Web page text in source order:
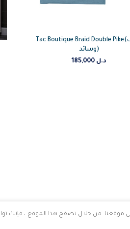
Tac Boutique Braid Double Pike(غلاف
وسائد)
د.ل
من خلال تصفح هذا الموقع ، فإنك